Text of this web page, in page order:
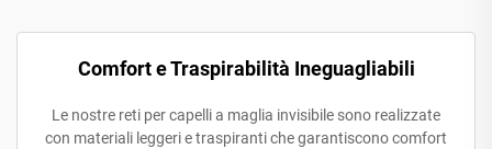
Comfort e Traspirabilità Ineguagliabili
Le nostre reti per capelli a maglia invisibile sono realizzate
con materiali leggeri e traspiranti che garantiscono comfort